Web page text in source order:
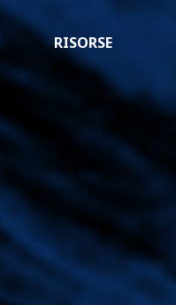
RISORSE